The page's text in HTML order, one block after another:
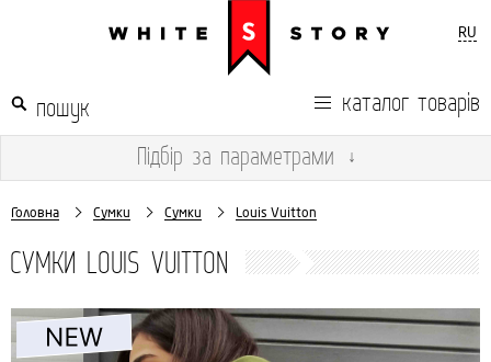
RU
каталог товарів
Підбір за параметрами ↓
Головна Сумки Сумки Louis Vuitton
СУМКИ LOUIS VUITTON